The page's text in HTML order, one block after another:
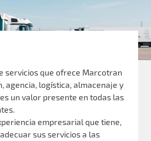
servicios que ofrece Marcotran
agencia, logística, almacenaje y
un valor presente en todas las
empresarial que tiene,
sus servicios a las